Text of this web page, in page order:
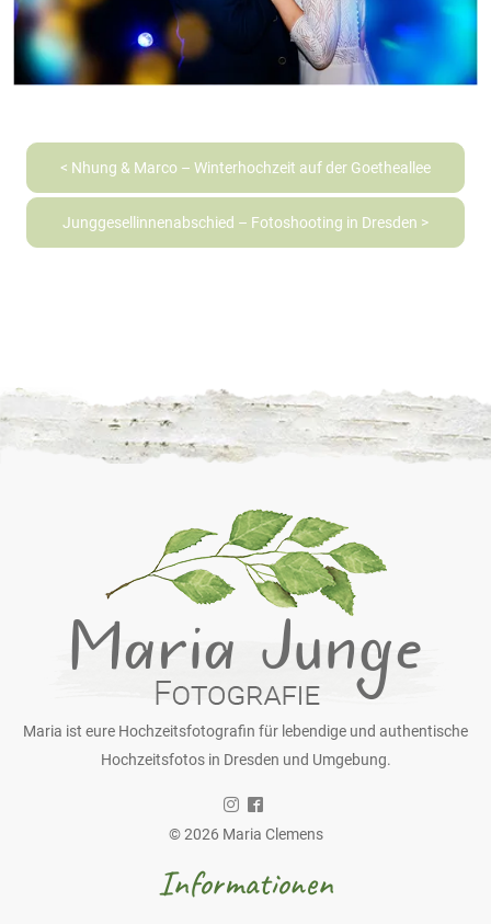
< Nhung & Marco – Winterhochzeit auf der Goetheallee
Junggesellinnenabschied – Fotoshooting in Dresden >
Maria ist eure Hochzeitsfotografin für lebendige und authentische
Hochzeitsfotos in Dresden und Umgebung.
© 2026 Maria Clemens
Informationen